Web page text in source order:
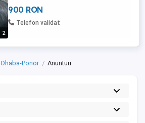
2
900 RON
Telefon validat
Ohaba-Ponor Anunturi